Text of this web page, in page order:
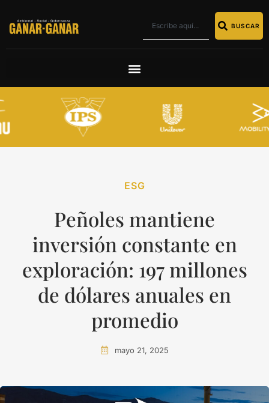
BUSCAR
ESG
Peñoles mantiene
inversión constante en
exploración: 197 millones
de dólares anuales en
promedio
mayo 21, 2025